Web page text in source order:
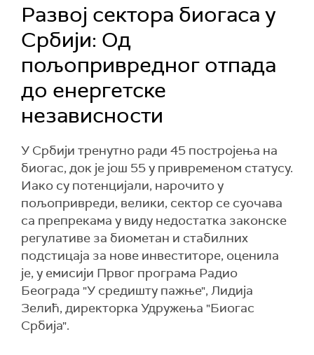
Развој сектора биогаса у
Србији: Од
пољопривредног отпада
до енергетске
независности
У Србији тренутно ради 45 постројења на
биогас, док је још 55 у привременом статусу.
Иако су потенцијали, нарочито у
пољопривреди, велики, сектор се суочава
са препрекама у виду недостатка законске
регулативе за биометан и стабилних
подстицаја за нове инвеститоре, оценила
је, у емисији Првог програма Радио
Београда "У средишту пажње", Лидија
Зелић, директорка Удружења "Биогас
Србија".